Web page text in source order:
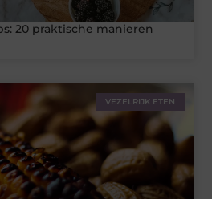
20 praktische manieren
VEZELRIJK ETEN